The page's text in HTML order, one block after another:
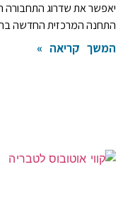
יאפשר את שדרוג התחבורה
התחנה המרכזית החדשה
המשך קריאה »